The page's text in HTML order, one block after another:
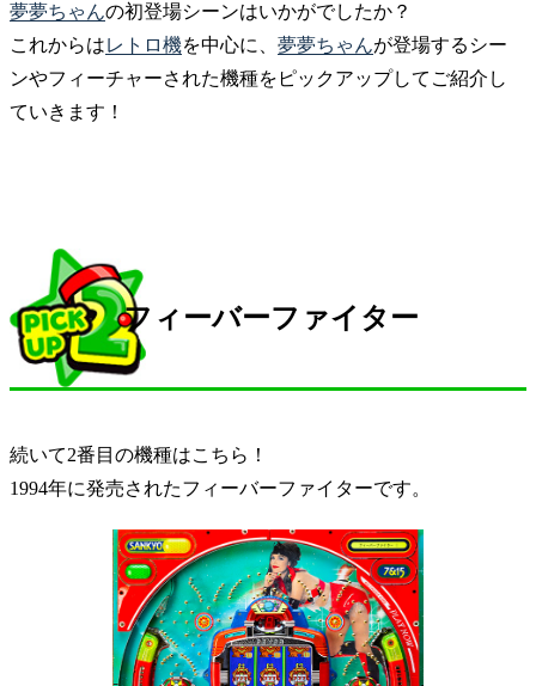
夢夢ちゃんの初登場シーンはいかがでしたか？
これからはレトロ機を中心に、夢夢ちゃんが登場するシー
ンやフィーチャーされた機種をピックアップしてご紹介し
ていきます！
フィーバーファイター
続いて2番目の機種はこちら！
1994年に発売されたフィーバーファイターです。